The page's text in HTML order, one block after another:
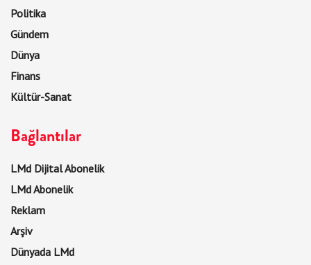
Politika
Gündem
Dünya
Finans
Kültür-Sanat
Bağlantılar
LMd Dijital Abonelik
LMd Abonelik
Reklam
Arşiv
Dünyada LMd